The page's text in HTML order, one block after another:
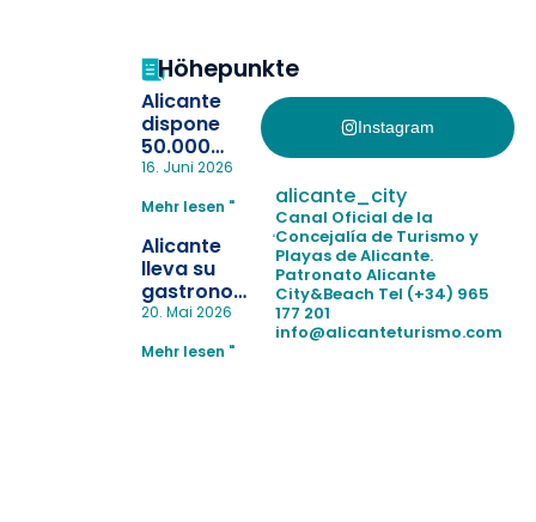
Höhepunkte
Alicante
dispone
50.000
pulseras
la
pérdida de niños
en las
playas y
realiza con
simulacro de socorrismo
16. Juni 2026
Mehr lesen "
Alicante
lleva su
gastronomía
a Madrid
reforzar el
20. Mai 2026
Mehr lesen "
Instagram
alicante_city
Canal Oficial de la
Concejalía de Turismo y
Playas de Alicante.
Patronato Alicante
City&Beach Tel (+34) 965
177 201
info@alicanteturismo.com